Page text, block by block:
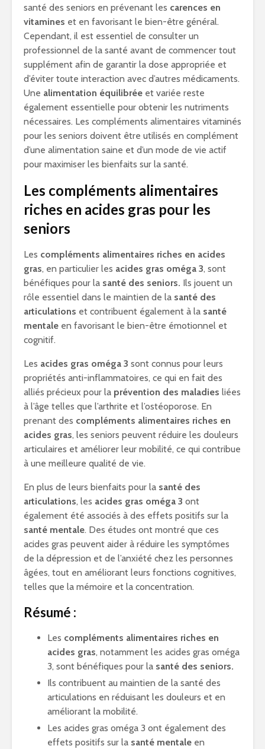
santé des seniors en prévenant les carences en
vitamines et en favorisant le bien-être général.
Cependant, il est essentiel de consulter un
professionnel de la santé avant de commencer tout
supplément afin de garantir la dose appropriée et
d’éviter toute interaction avec d’autres médicaments.
Une alimentation équilibrée et variée reste
également essentielle pour obtenir les nutriments
nécessaires. Les compléments alimentaires vitaminés
pour les seniors doivent être utilisés en complément
d’une alimentation saine et d’un mode de vie actif
pour maximiser les bienfaits sur la santé.
Les compléments alimentaires
riches en acides gras pour les
seniors
Les compléments alimentaires riches en acides
gras, en particulier les acides gras oméga 3, sont
bénéfiques pour la santé des seniors. Ils jouent un
rôle essentiel dans le maintien de la santé des
articulations et contribuent également à la santé
mentale en favorisant le bien-être émotionnel et
cognitif.
Les acides gras oméga 3 sont connus pour leurs
propriétés anti-inflammatoires, ce qui en fait des
alliés précieux pour la prévention des maladies liées
à l’âge telles que l’arthrite et l’ostéoporose. En
prenant des compléments alimentaires riches en
acides gras, les seniors peuvent réduire les douleurs
articulaires et améliorer leur mobilité, ce qui contribue
à une meilleure qualité de vie.
En plus de leurs bienfaits pour la santé des
articulations, les acides gras oméga 3 ont
également été associés à des effets positifs sur la
santé mentale. Des études ont montré que ces
acides gras peuvent aider à réduire les symptômes
de la dépression et de l’anxiété chez les personnes
âgées, tout en améliorant leurs fonctions cognitives,
telles que la mémoire et la concentration.
Résumé :
Les compléments alimentaires riches en
acides gras, notamment les acides gras oméga
3, sont bénéfiques pour la santé des seniors.
Ils contribuent au maintien de la santé des
articulations en réduisant les douleurs et en
améliorant la mobilité.
Les acides gras oméga 3 ont également des
effets positifs sur la santé mentale en